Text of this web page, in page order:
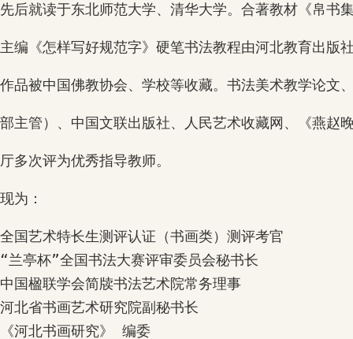
先后就读于东北师范大学、清华大学。合著教材《帛书
主编《怎样写好规范字》硬笔书法教程由河北教育出版
作品被中国佛教协会、学校等收藏。书法美术教学论文
部主管）、中国文联出版社、人民艺术收藏网、《燕赵
厅多次评为优秀指导教师。
现为：
全国艺术特长生测评认证（书画类）测评考官
“兰亭杯”全国书法大赛评审委员会秘书长
中国楹联学会简牍书法艺术院常务理事
河北省书画艺术研究院副秘书长
《河北书画研究》 编委